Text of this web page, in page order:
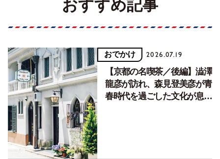
おすすめ記事
おでかけ 2026.07.19
【京都の名喫茶／後編】澁澤
龍彦が訪れ、森見登美彦が青
春時代を過ごした文化が息づ